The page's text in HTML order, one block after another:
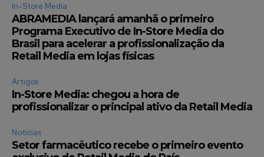
In-Store Media
ABRAMEDIA lançará amanhã o primeiro
Programa Executivo de In-Store Media do
Brasil para acelerar a profissionalização da
Retail Media em lojas físicas
Artigos
In-Store Media: chegou a hora de
profissionalizar o principal ativo da Retail Media
Notícias
Setor farmacêutico recebe o primeiro evento